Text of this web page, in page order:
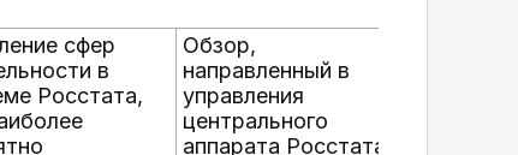
сфер
в
Росстата,
Обзор,
направленный в
управления
центрального
аппарата Росстата,